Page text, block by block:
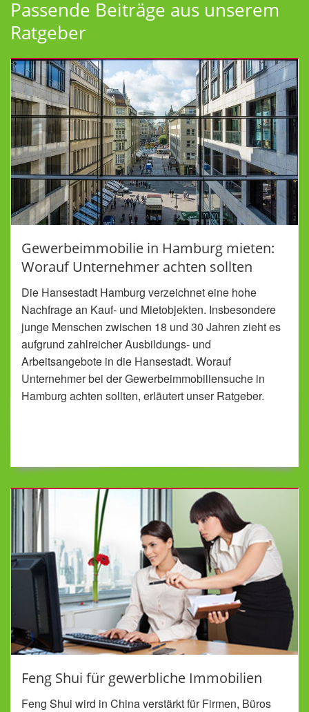
Passende Beiträge aus unserem
Ratgeber
Gewerbeimmobilie in Hamburg mieten:
Worauf Unternehmer achten sollten
Die Hansestadt Hamburg verzeichnet eine hohe
Nachfrage an Kauf- und Mietobjekten. Insbesondere
junge Menschen zwischen 18 und 30 Jahren zieht es
aufgrund zahlreicher Ausbildungs- und
Arbeitsangebote in die Hansestadt. Worauf
Unternehmer bei der Gewerbeimmobiliensuche in
Hamburg achten sollten, erläutert unser Ratgeber.
Feng Shui für gewerbliche Immobilien
Feng Shui wird in China verstärkt für Firmen, Büros